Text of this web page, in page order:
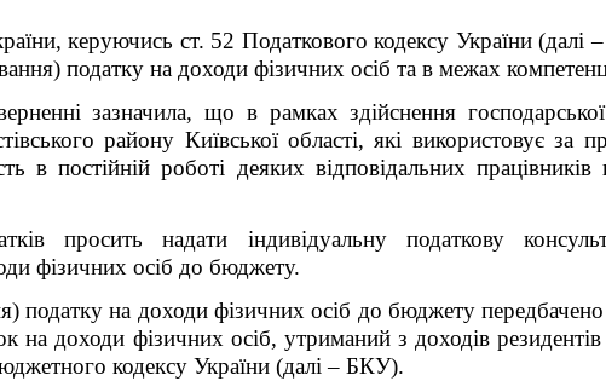
керуючись ст. 52 Податкового кодексу України (далі
податку на доходи фізичних осіб та в межах
зазначила, що в рамках здійснення господарської
району Київської області, які використовує за
в постійній роботі деяких відповідальних
просить надати індивідуальну податкову
фізичних осіб до бюджету.
податку на доходи фізичних осіб до бюджету
на доходи фізичних осіб, утриманий з доходів резидентів
кодексу України (далі – БКУ).